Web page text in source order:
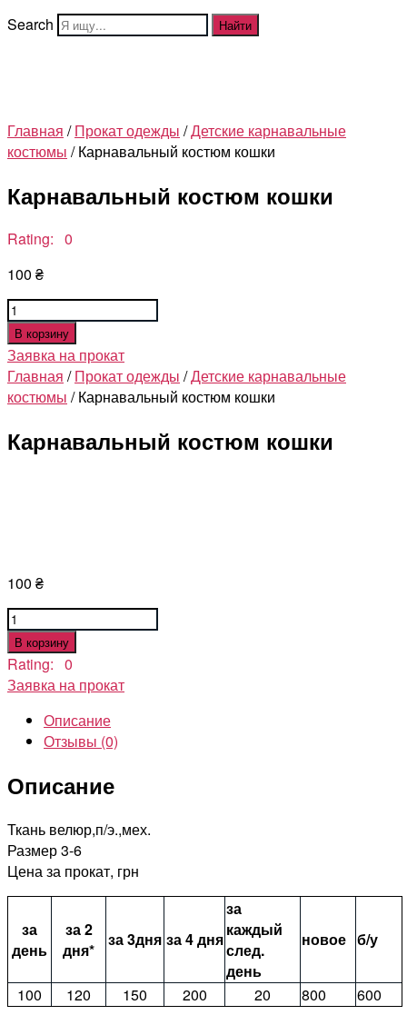
Search
Найти
Главная /Прокат одежды /Детские карнавальные
костюмы / Карнавальный костюм кошки
Карнавальный костюм кошки
Rating: 0
100 ₴
Количество
товара
Карнавальный
костюм
кошки
В корзину
Заявка на прокат
Главная /Прокат одежды /Детские карнавальные
костюмы / Карнавальный костюм кошки
Карнавальный костюм кошки
100 ₴
Количество
товара
Карнавальный
костюм
В корзину
Rating: 0
Заявка на прокат
Описание
Отзывы (0)
Описание
Ткань велюр,п/э.,мех.
Размер 3-6
Цена за прокат, грн
за
день
за 2
дня*
за 3дня за 4 дня
за
каждый
след.
день
новое б/у
100 120 150 200 20 800 600